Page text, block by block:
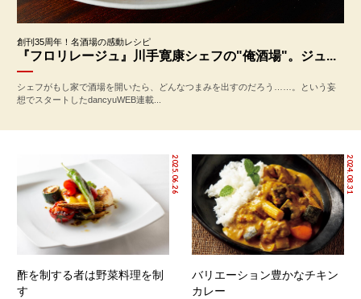
創刊35周年！名酒場の感動レシピ
『フロリレージュ』川手寛康シェフの"俺酒場"。ジュ...
シェフがもし家で酒場を開いたら、どんなつまみを出すのだろう……。という妄
想でスタートしたdancyuWEB連載...
2025.06.26
酢を制する者は野菜料理を制
す
2024.08.31
バリエーション豊かなチキン
カレー